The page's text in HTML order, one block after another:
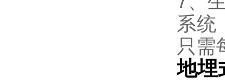
系统
只需
地埋